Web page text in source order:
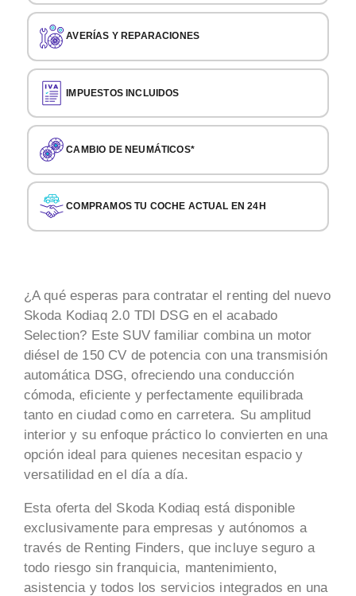
AVERÍAS Y REPARACIONES
IMPUESTOS INCLUIDOS
CAMBIO DE NEUMÁTICOS*
COMPRAMOS TU COCHE ACTUAL EN 24H
¿A qué esperas para contratar el renting del nuevo
Skoda Kodiaq 2.0 TDI DSG en el acabado
Selection? Este SUV familiar combina un motor
diésel de 150 CV de potencia con una transmisión
automática DSG, ofreciendo una conducción
cómoda, eficiente y perfectamente equilibrada
tanto en ciudad como en carretera. Su amplitud
interior y su enfoque práctico lo convierten en una
opción ideal para quienes necesitan espacio y
versatilidad en el día a día.
Esta oferta del Skoda Kodiaq está disponible
exclusivamente para empresas y autónomos a
través de Renting Finders, que incluye seguro a
todo riesgo sin franquicia, mantenimiento,
asistencia y todos los servicios integrados en una